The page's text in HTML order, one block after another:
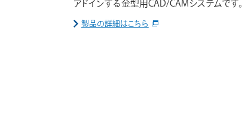
アドインする金型用CAD/CAMシステムです。
製品の詳細はこちら